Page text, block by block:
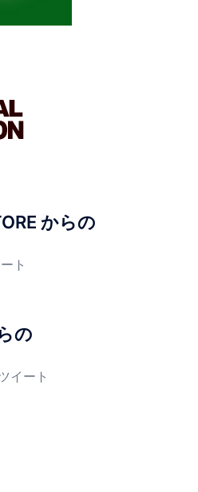
からの
ト
の
イート